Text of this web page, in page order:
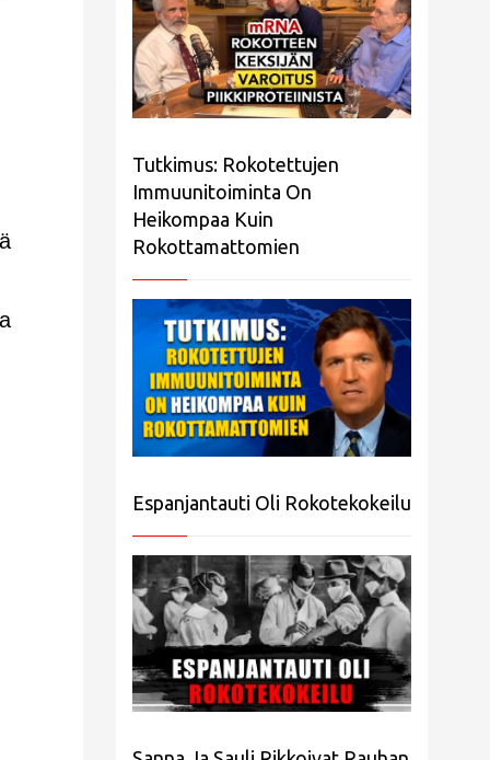
Tutkimus: Rokotettujen
Immuunitoiminta On
Heikompaa Kuin
Rokottamattomien
Espanjantauti Oli Rokotekokeilu